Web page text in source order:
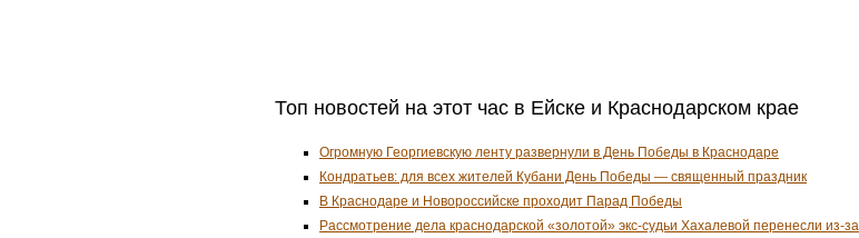
Топ новостей на этот час в Ейске и Краснодарском крае
Огромную Георгиевскую ленту развернули в День Победы в Краснодаре
Кондратьев: для всех жителей Кубани День Победы — священный праздник
В Краснодаре и Новороссийске проходит Парад Победы
Рассмотрение дела краснодарской «золотой» экс-судьи Хахалевой перенесли из-за